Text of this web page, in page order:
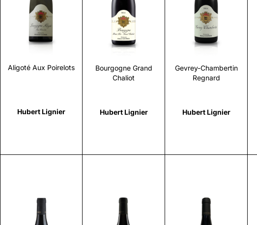
Aligoté Aux Poirelots
Hubert Lignier
Scopri
Bourgogne Grand
Chaliot
Hubert Lignier
Scopri
Gevrey-Chambertin
Regnard
Hubert Lignier
Scopri